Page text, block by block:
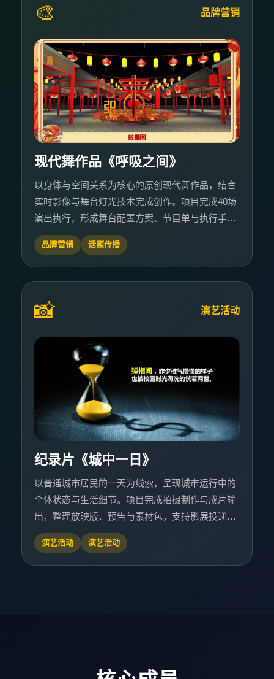
🎨 品牌营销
现代舞作品《呼吸之间》
以身体与空间关系为核心的原创现代舞作品，结合
实时影像与舞台灯光技术完成创作。项目完成40场
演出执行，形成舞台配置方案、节目单与执行手
册，并交付巡演复盘与影像资料。
品牌营销 话题传播
📸 演艺活动
纪录片《城中一日》
以普通城市居民的一天为线索，呈现城市运行中的
个体状态与生活细节。项目完成拍摄制作与成片输
出，整理放映版、预告与素材包，支持影展投递及
公共放映活动使用。
演艺活动 演艺活动